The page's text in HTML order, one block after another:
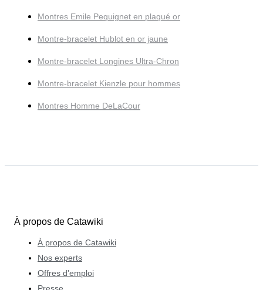
Montres Emile Pequignet en plaqué or
Montre-bracelet Hublot en or jaune
Montre-bracelet Longines Ultra-Chron
Montre-bracelet Kienzle pour hommes
Montres Homme DeLaCour
À propos de Catawiki
À propos de Catawiki
Nos experts
Offres d'emploi
Presse